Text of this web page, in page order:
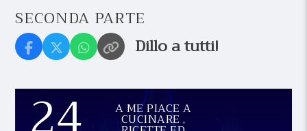
SECONDA PARTE
Dillo a tutti!
A ME PIACE A
CUCINARE ,